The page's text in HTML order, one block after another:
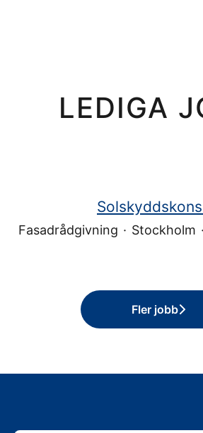
LEDIGA
Fasadrådgivning · Stockholm ·
Fler jobb